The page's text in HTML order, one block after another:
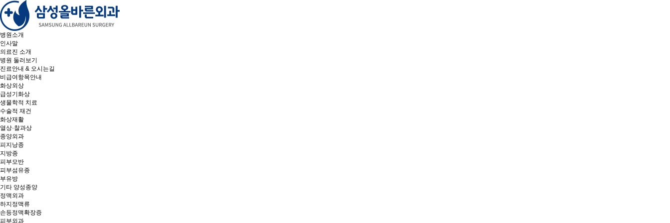
병원소개
인사말
의료진 소개
병원 둘러보기
진료안내 & 오시는길
비급여항목안내
화상외상
급성기화상
생물학적 치료
수술적 재건
화상재활
열상·찰과상
종양외과
피지낭종
지방종
피부모반
피부섬유종
부유방
기타 양성종양
정맥외과
하지정맥류
손등정맥확장증
피부외과